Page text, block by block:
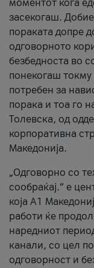
моментот кога
засекогаш.
пораката допре
одговорното
безбедноста во
понекогаш
потребен за
порака и тоа го
Толевска, од
корпоративна
Македонија.
„Одговорно со
сообраќај.“ е
која A1
работи ќе
наредниот
канали, со цел
одговорност и